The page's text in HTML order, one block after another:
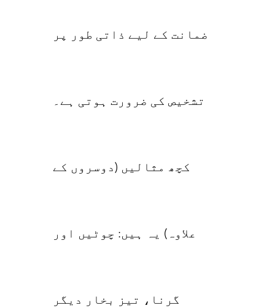
ضمانت کے لیے ذاتی طور پر
تشخیص کی ضرورت ہوتی ہے۔
کچھ مثالیں (دوسروں کے
علاوہ) یہ ہیں: چوٹیں اور
گرنا، تیز بخار دیگر